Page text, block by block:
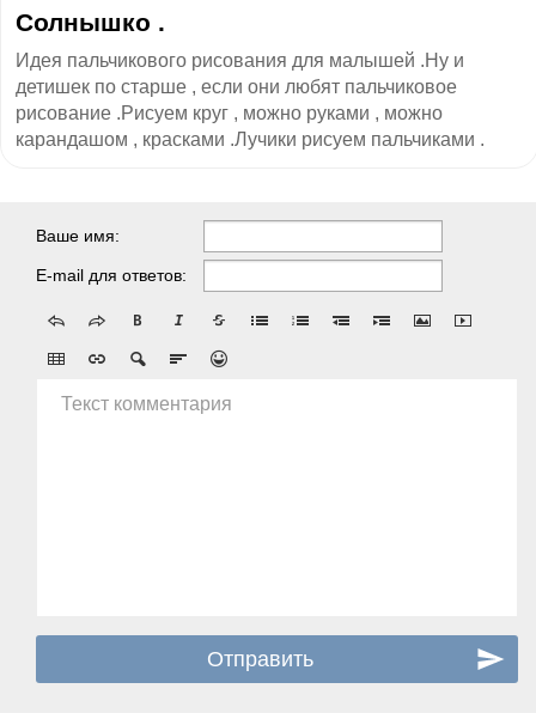
Солнышко .
Идея пальчикового рисования для малышей .Ну и
детишек по старше , если они любят пальчиковое
рисование .Рисуем круг , можно руками , можно
карандашом , красками .Лучики рисуем пальчиками .
Ваше имя:
E-mail для ответов:
Текст комментария